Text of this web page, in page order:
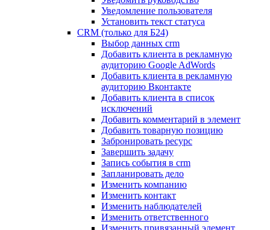
Уведомление пользователя
Установить текст статуса
CRM (только для Б24)
Выбор данных crm
Добавить клиента в рекламную
аудиторию Google AdWords
Добавить клиента в рекламную
аудиторию Вконтакте
Добавить клиента в список
исключений
Добавить комментарий в элемент
Добавить товарную позицию
Забронировать ресурс
Завершить задачу
Запись события в crm
Запланировать дело
Изменить компанию
Изменить контакт
Изменить наблюдателей
Изменить ответственного
Изменить привязанный элемент